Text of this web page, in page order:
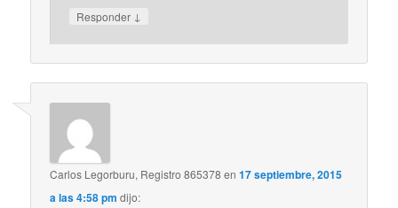
Responder ↓
Carlos Legorburu, Registro 865378 en17 septiembre, 2015
a las 4:58 pm dijo: